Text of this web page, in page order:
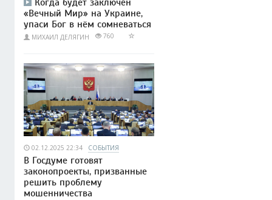
Когда будет заключён
«Вечный Мир» на Украине,
упаси Бог в нём сомневаться
МИХАИЛ ДЕЛЯГИН 760
02.12.2025 22:34 СОБЫТИЯ
В Госдуме готовят
законопроекты, призванные
решить проблему
мошенничества